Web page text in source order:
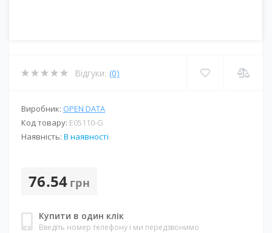
Відгуки: (0)
Виробник: OPEN DATA
Код товару: E05110-G
Наявність: В наявності
76.54 грн
Купити в один клік
Введіть номер телефону і ми передзвонимо